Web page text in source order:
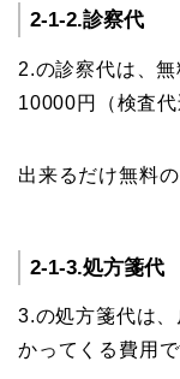
2-1-2.診察代
2.の診察代は、
10000円（検査代
出来るだけ無料
2-1-3.処方箋代
3.の処方箋代は
かってくる費用で